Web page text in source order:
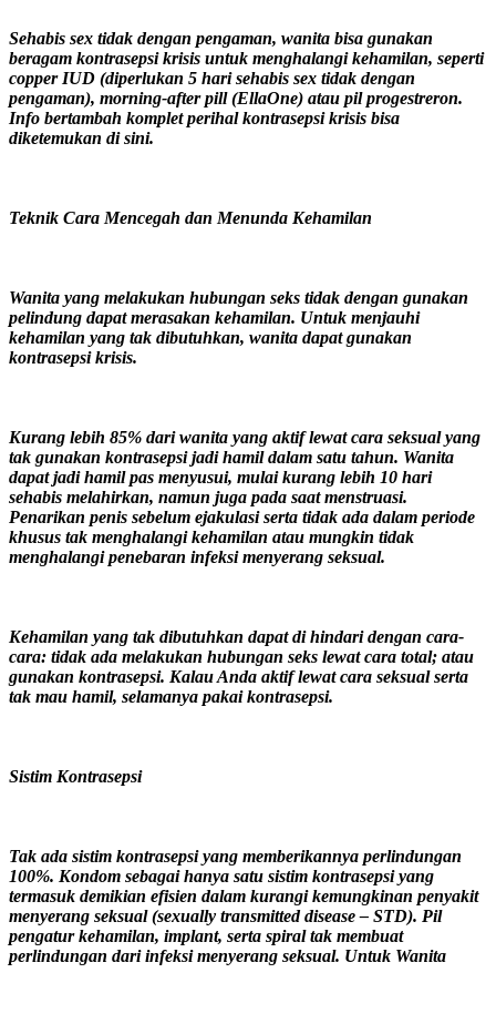
Sehabis sex tidak dengan pengaman, wanita bisa gunakan
beragam kontrasepsi krisis untuk menghalangi kehamilan, seperti
copper IUD (diperlukan 5 hari sehabis sex tidak dengan
pengaman), morning-after pill (EllaOne) atau pil progestreron.
Info bertambah komplet perihal kontrasepsi krisis bisa
diketemukan di sini.
Teknik Cara Mencegah dan Menunda Kehamilan
Wanita yang melakukan hubungan seks tidak dengan gunakan
pelindung dapat merasakan kehamilan. Untuk menjauhi
kehamilan yang tak dibutuhkan, wanita dapat gunakan
kontrasepsi krisis.
Kurang lebih 85% dari wanita yang aktif lewat cara seksual yang
tak gunakan kontrasepsi jadi hamil dalam satu tahun. Wanita
dapat jadi hamil pas menyusui, mulai kurang lebih 10 hari
sehabis melahirkan, namun juga pada saat menstruasi.
Penarikan penis sebelum ejakulasi serta tidak ada dalam periode
khusus tak menghalangi kehamilan atau mungkin tidak
menghalangi penebaran infeksi menyerang seksual.
Kehamilan yang tak dibutuhkan dapat di hindari dengan cara-
cara: tidak ada melakukan hubungan seks lewat cara total; atau
gunakan kontrasepsi. Kalau Anda aktif lewat cara seksual serta
tak mau hamil, selamanya pakai kontrasepsi.
Sistim Kontrasepsi
Tak ada sistim kontrasepsi yang memberikannya perlindungan
100%. Kondom sebagai hanya satu sistim kontrasepsi yang
termasuk demikian efisien dalam kurangi kemungkinan penyakit
menyerang seksual (sexually transmitted disease – STD). Pil
pengatur kehamilan, implant, serta spiral tak membuat
perlindungan dari infeksi menyerang seksual. Untuk Wanita